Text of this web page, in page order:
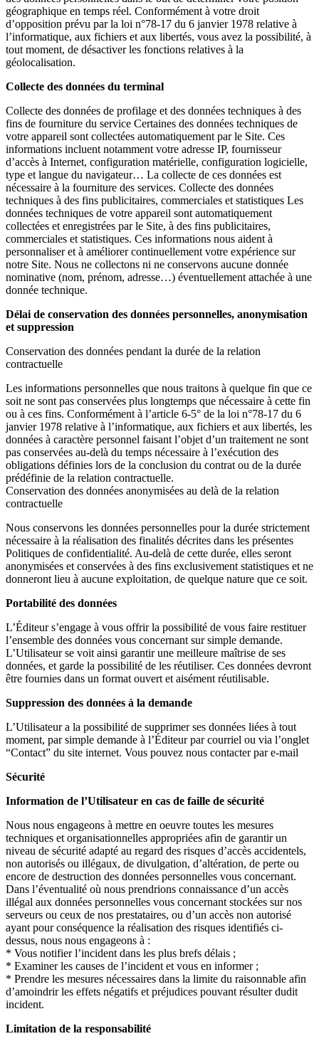
géographique en temps réel. Conformément à votre droit
d’opposition prévu par la loi n°78-17 du 6 janvier 1978 relative à
l’informatique, aux fichiers et aux libertés, vous avez la possibilité, à
tout moment, de désactiver les fonctions relatives à la
géolocalisation.
Collecte des données du terminal
Collecte des données de profilage et des données techniques à des
fins de fourniture du service Certaines des données techniques de
votre appareil sont collectées automatiquement par le Site. Ces
informations incluent notamment votre adresse IP, fournisseur
d’accès à Internet, configuration matérielle, configuration logicielle,
type et langue du navigateur… La collecte de ces données est
nécessaire à la fourniture des services. Collecte des données
techniques à des fins publicitaires, commerciales et statistiques Les
données techniques de votre appareil sont automatiquement
collectées et enregistrées par le Site, à des fins publicitaires,
commerciales et statistiques. Ces informations nous aident à
personnaliser et à améliorer continuellement votre expérience sur
notre Site. Nous ne collectons ni ne conservons aucune donnée
nominative (nom, prénom, adresse…) éventuellement attachée à une
donnée technique.
Délai de conservation des données personnelles, anonymisation
et suppression
Conservation des données pendant la durée de la relation
contractuelle
Les informations personnelles que nous traitons à quelque fin que ce
soit ne sont pas conservées plus longtemps que nécessaire à cette fin
ou à ces fins. Conformément à l’article 6-5° de la loi n°78-17 du 6
janvier 1978 relative à l’informatique, aux fichiers et aux libertés, les
données à caractère personnel faisant l’objet d’un traitement ne sont
pas conservées au-delà du temps nécessaire à l’exécution des
obligations définies lors de la conclusion du contrat ou de la durée
prédéfinie de la relation contractuelle.
Conservation des données anonymisées au delà de la relation
contractuelle
Nous conservons les données personnelles pour la durée strictement
nécessaire à la réalisation des finalités décrites dans les présentes
Politiques de confidentialité. Au-delà de cette durée, elles seront
anonymisées et conservées à des fins exclusivement statistiques et ne
donneront lieu à aucune exploitation, de quelque nature que ce soit.
Portabilité des données
L’Éditeur s’engage à vous offrir la possibilité de vous faire restituer
l’ensemble des données vous concernant sur simple demande.
L’Utilisateur se voit ainsi garantir une meilleure maîtrise de ses
données, et garde la possibilité de les réutiliser. Ces données devront
être fournies dans un format ouvert et aisément réutilisable.
Suppression des données à la demande
L’Utilisateur a la possibilité de supprimer ses données liées à tout
moment, par simple demande à l’Éditeur par courriel ou via l’onglet
“Contact” du site internet. Vous pouvez nous contacter par e-mail
Sécurité
Information de l’Utilisateur en cas de faille de sécurité
Nous nous engageons à mettre en oeuvre toutes les mesures
techniques et organisationnelles appropriées afin de garantir un
niveau de sécurité adapté au regard des risques d’accès accidentels,
non autorisés ou illégaux, de divulgation, d’altération, de perte ou
encore de destruction des données personnelles vous concernant.
Dans l’éventualité où nous prendrions connaissance d’un accès
illégal aux données personnelles vous concernant stockées sur nos
serveurs ou ceux de nos prestataires, ou d’un accès non autorisé
ayant pour conséquence la réalisation des risques identifiés ci-
dessus, nous nous engageons à :
* Vous notifier l’incident dans les plus brefs délais ;
* Examiner les causes de l’incident et vous en informer ;
* Prendre les mesures nécessaires dans la limite du raisonnable afin
d’amoindrir les effets négatifs et préjudices pouvant résulter dudit
incident.
Limitation de la responsabilité